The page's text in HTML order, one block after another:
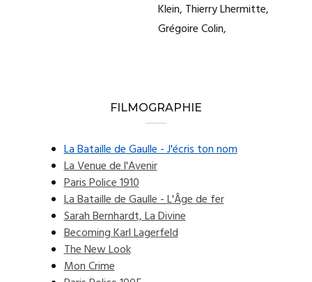
Klein, Thierry Lhermitte,
Grégoire Colin,
FILMOGRAPHIE
La Bataille de Gaulle - J'écris ton nom
La Venue de l'Avenir
Paris Police 1910
La Bataille de Gaulle - L'Âge de fer
Sarah Bernhardt, La Divine
Becoming Karl Lagerfeld
The New Look
Mon Crime